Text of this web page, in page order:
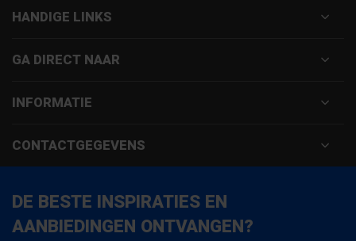
HANDIGE LINKS
GA DIRECT NAAR
INFORMATIE
CONTACTGEGEVENS
DE BESTE INSPIRATIES EN
AANBIEDINGEN ONTVANGEN?